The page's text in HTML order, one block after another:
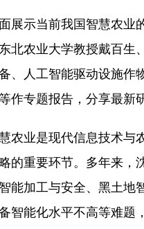
示当前我国智慧农业
北农业大学教授戴百生
、人工智能驱动设施作
专题报告，分享最新
业是现代信息技术与
的重要环节。多年来，
能加工与安全、黑土地
智能化水平不高等难题